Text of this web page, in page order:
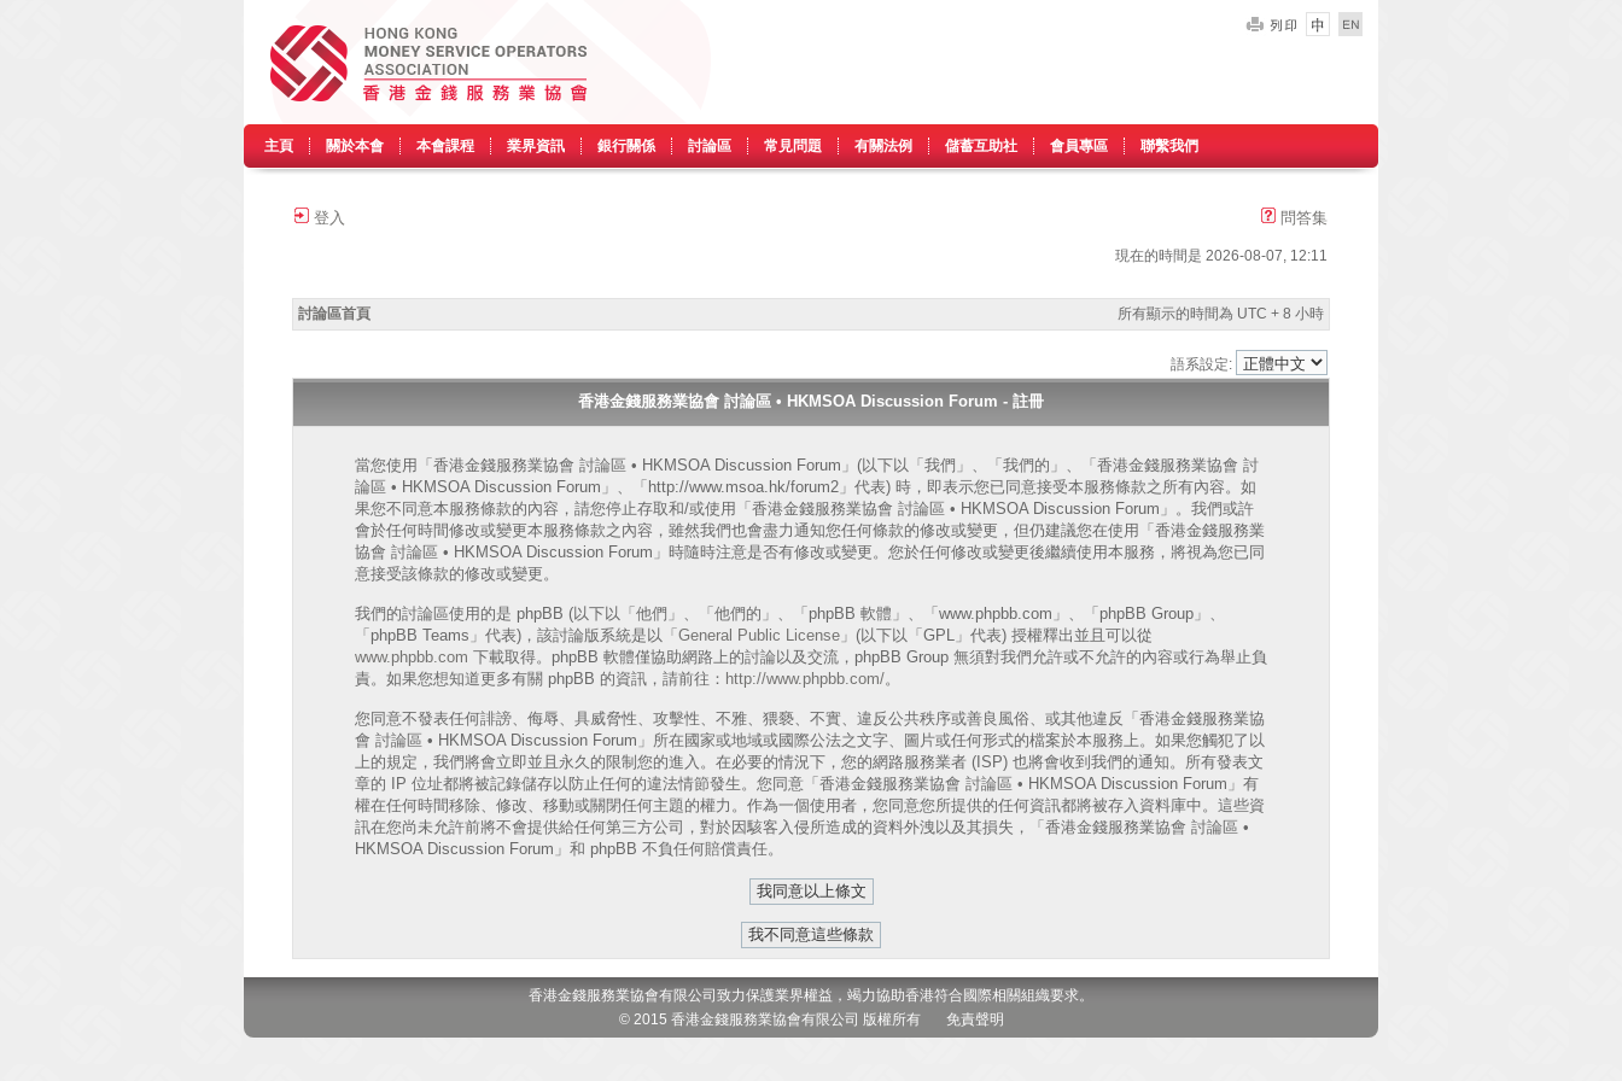
主頁 關於本會 本會課程 業界資訊 銀行關係 討論區 常見問題 有關法例 儲蓄互助社 會員專區 聯繫我們
登入 問答集
現在的時間是 2026-08-07, 12:11
討論區首頁 所有顯示的時間為 UTC + 8 小時
語系設定:
香港金錢服務業協會 討論區 • HKMSOA Discussion Forum - 註冊
當您使用「香港金錢服務業協會 討論區 • HKMSOA Discussion Forum」(以下以「我們」、「我們的」、「香港金錢服務業協會 討
論區 • HKMSOA Discussion Forum」、「http://www.msoa.hk/forum2」代表) 時，即表示您已同意接受本服務條款之所有內容。如
果您不同意本服務條款的內容，請您停止存取和/或使用「香港金錢服務業協會 討論區 • HKMSOA Discussion Forum」。我們或許
會於任何時間修改或變更本服務條款之內容，雖然我們也會盡力通知您任何條款的修改或變更，但仍建議您在使用「香港金錢服務業
協會 討論區 • HKMSOA Discussion Forum」時隨時注意是否有修改或變更。您於任何修改或變更後繼續使用本服務，將視為您已同
意接受該條款的修改或變更。
我們的討論區使用的是 phpBB (以下以「他們」、「他們的」、「phpBB 軟體」、「www.phpbb.com」、「phpBB Group」、
「phpBB Teams」代表)，該討論版系統是以「 General Public License」(以下以「GPL」代表) 授權釋出並且可以從
www.phpbb.com 下載取得。phpBB 軟體僅協助網路上的討論以及交流，phpBB Group 無須對我們允許或不允許的內容或行為舉止負
責。如果您想知道更多有關 phpBB 的資訊，請前往： http://www.phpbb.com/。
您同意不發表任何誹謗、侮辱、具威脅性、攻擊性、不雅、猥褻、不實、違反公共秩序或善良風俗、或其他違反「香港金錢服務業協
會 討論區 • HKMSOA Discussion Forum」所在國家或地域或國際公法之文字、圖片或任何形式的檔案於本服務上。如果您觸犯了以
上的規定，我們將會立即並且永久的限制您的進入。在必要的情況下，您的網路服務業者 (ISP) 也將會收到我們的通知。所有發表文
章的 IP 位址都將被記錄儲存以防止任何的違法情節發生。您同意「香港金錢服務業協會 討論區 • HKMSOA Discussion Forum」有
權在任何時間移除、修改、移動或關閉任何主題的權力。作為一個使用者，您同意您所提供的任何資訊都將被存入資料庫中。這些資
訊在您尚未允許前將不會提供給任何第三方公司，對於因駭客入侵所造成的資料外洩以及其損失，「香港金錢服務業協會 討論區 •
HKMSOA Discussion Forum」和 phpBB 不負任何賠償責任。
香港金錢服務業協會有限公司致力保護業界權益，竭力協助香港符合國際相關組織要求。
© 2015 香港金錢服務業協會有限公司 版權所有 免責聲明